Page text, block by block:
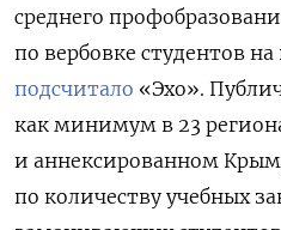
среднего
по вербовке студентов
подсчитало «Эхо».
как минимум в 23
и аннексированном
по количеству учебных